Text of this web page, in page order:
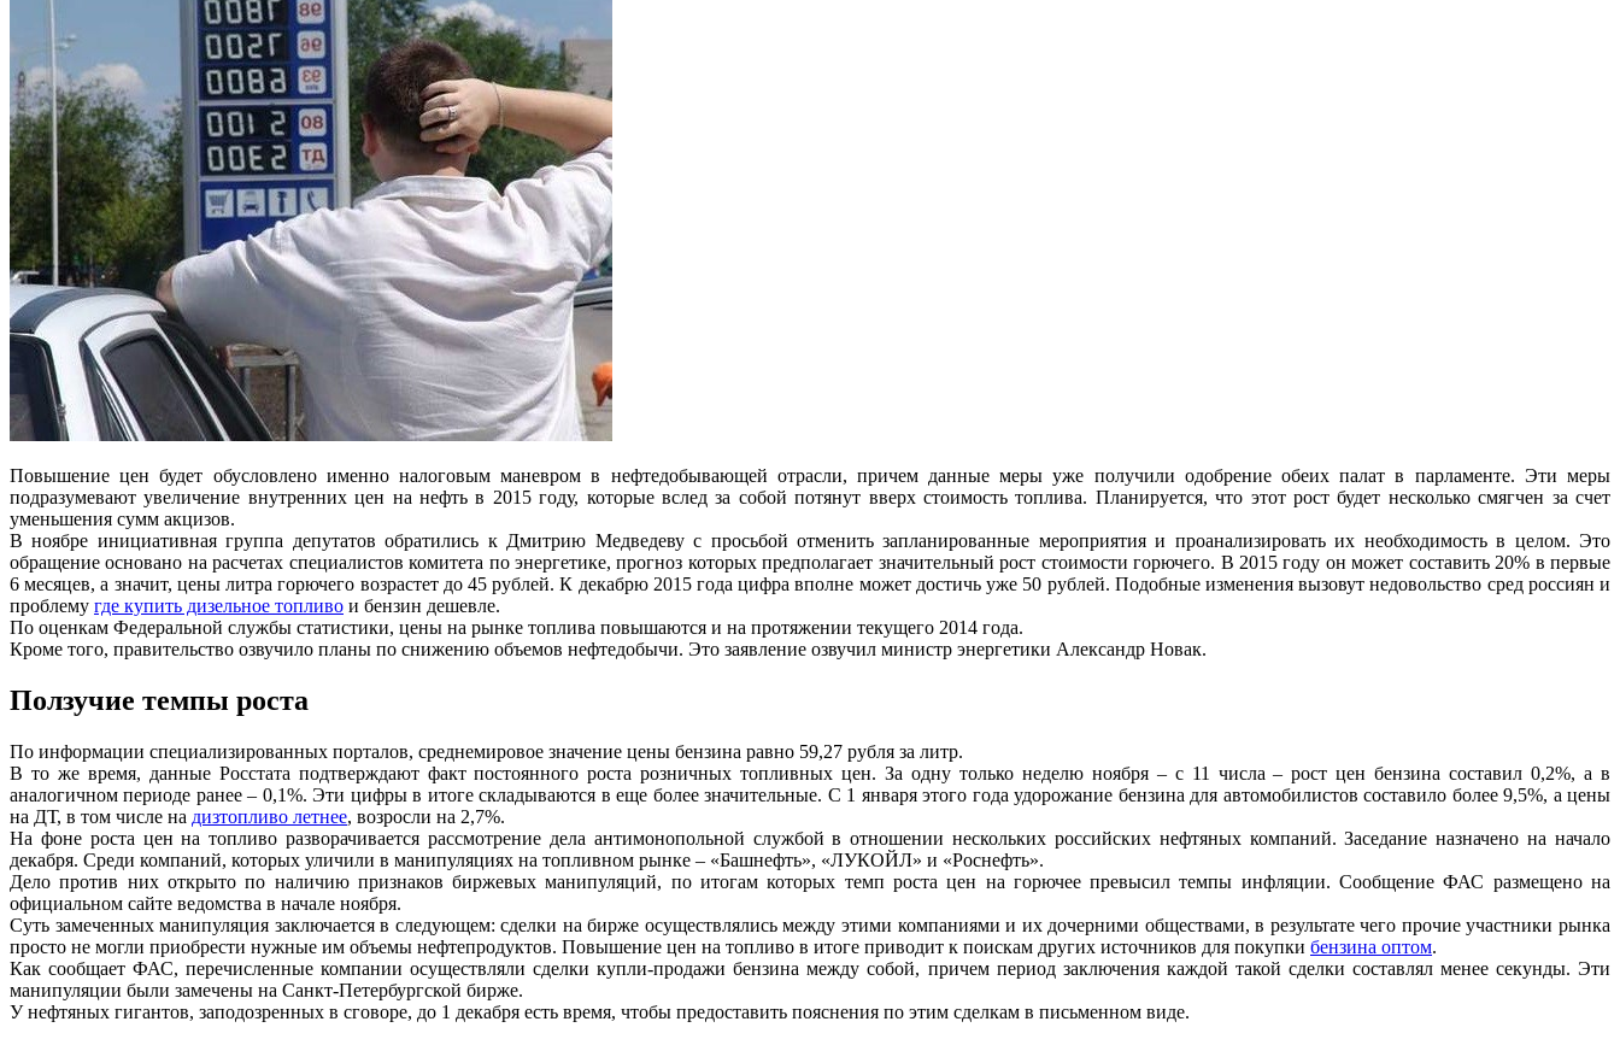
Повышение цен будет обусловлено именно налоговым маневром в нефтедобывающей отрасли, причем данные меры уже получили одобрение обеих палат в парламенте. Эти меры
подразумевают увеличение внутренних цен на нефть в 2015 году, которые вслед за собой потянут вверх стоимость топлива. Планируется, что этот рост будет несколько смягчен за счет
уменьшения сумм акцизов.
В ноябре инициативная группа депутатов обратились к Дмитрию Медведеву с просьбой отменить запланированные мероприятия и проанализировать их необходимость в целом. Это
обращение основано на расчетах специалистов комитета по энергетике, прогноз которых предполагает значительный рост стоимости горючего. В 2015 году он может составить 20% в первые
6 месяцев, а значит, цены литра горючего возрастет до 45 рублей. К декабрю 2015 года цифра вполне может достичь уже 50 рублей. Подобные изменения вызовут недовольство сред россиян и
проблему где купить дизельное топливо и бензин дешевле.
По оценкам Федеральной службы статистики, цены на рынке топлива повышаются и на протяжении текущего 2014 года.
Кроме того, правительство озвучило планы по снижению объемов нефтедобычи. Это заявление озвучил министр энергетики Александр Новак.
Ползучие темпы роста
По информации специализированных порталов, среднемировое значение цены бензина равно 59,27 рубля за литр.
В то же время, данные Росстата подтверждают факт постоянного роста розничных топливных цен. За одну только неделю ноября – с 11 числа – рост цен бензина составил 0,2%, а в
аналогичном периоде ранее – 0,1%. Эти цифры в итоге складываются в еще более значительные. С 1 января этого года удорожание бензина для автомобилистов составило более 9,5%, а цены
на ДТ, в том числе на дизтопливо летнее, возросли на 2,7%.
На фоне роста цен на топливо разворачивается рассмотрение дела антимонопольной службой в отношении нескольких российских нефтяных компаний. Заседание назначено на начало
декабря. Среди компаний, которых уличили в манипуляциях на топливном рынке – «Башнефть», «ЛУКОЙЛ» и «Роснефть».
Дело против них открыто по наличию признаков биржевых манипуляций, по итогам которых темп роста цен на горючее превысил темпы инфляции. Сообщение ФАС размещено на
официальном сайте ведомства в начале ноября.
Суть замеченных манипуляция заключается в следующем: сделки на бирже осуществлялись между этими компаниями и их дочерними обществами, в результате чего прочие участники рынка
просто не могли приобрести нужные им объемы нефтепродуктов. Повышение цен на топливо в итоге приводит к поискам других источников для покупки бензина оптом.
Как сообщает ФАС, перечисленные компании осуществляли сделки купли-продажи бензина между собой, причем период заключения каждой такой сделки составлял менее секунды. Эти
манипуляции были замечены на Санкт-Петербургской бирже.
У нефтяных гигантов, заподозренных в сговоре, до 1 декабря есть время, чтобы предоставить пояснения по этим сделкам в письменном виде.